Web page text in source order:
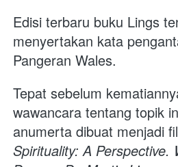
Edisi terbaru buku Lings
menyertakan kata
Pangeran Wales.
Tepat sebelum
wawancara tentang topik
anumerta dibuat menjadi
Spirituality: A Perspective.